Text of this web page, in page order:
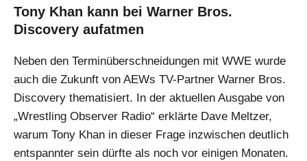
Tony Khan kann bei Warner Bros.
Discovery aufatmen
Neben den Terminüberschneidungen mit WWE wurde
auch die Zukunft von AEWs TV-Partner Warner Bros.
Discovery thematisiert. In der aktuellen Ausgabe von
„Wrestling Observer Radio“ erklärte Dave Meltzer,
warum Tony Khan in dieser Frage inzwischen deutlich
entspannter sein dürfte als noch vor einigen Monaten.